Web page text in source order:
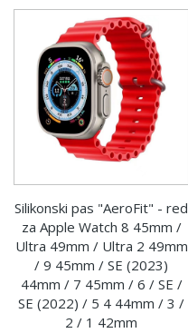
Silikonski pas "AeroFit" - red
za Apple Watch 8 45mm /
Ultra 49mm / Ultra 2 49mm
/ 9 45mm / SE (2023)
44mm / 7 45mm / 6 / SE /
SE (2022) / 5 4 44mm / 3 /
2 / 1 42mm